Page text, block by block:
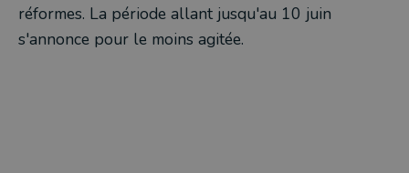
réformes. La période allant jusqu'au 10 juin
s'annonce pour le moins agitée.